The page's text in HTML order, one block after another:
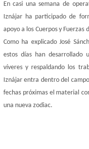
En casi una semana de
Iznájar ha participado de
apoyo a los Cuerpos y Fuerzas
Como ha explicado José
estos días han desarrollado
víveres y respaldando los
Iznájar entra dentro del
fechas próximas el material
una nueva zodiac.